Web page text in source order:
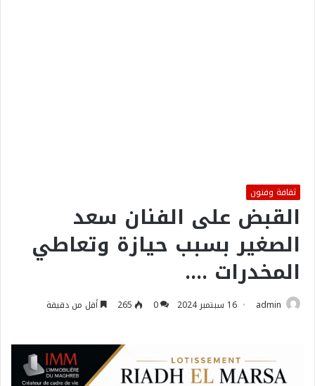
ثقافة وفنون
القبض على الفنان سعد
الصغير بسبب حيازة وتعاطي
المخدرات ….
admin 16 سبتمبر 2024 0
265 أقل من دقيقة